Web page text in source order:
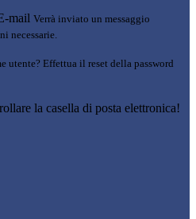
mail Verrà inviato un messaggio
necessarie.
utente? Effettua il reset della password
la casella di posta elettronica!